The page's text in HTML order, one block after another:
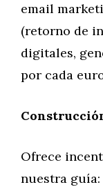
email
(retorno de
digitales,
por cada
Ofrece
nuestra guía: